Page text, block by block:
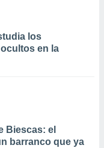
los
en la
Biescas: el
barranco que ya